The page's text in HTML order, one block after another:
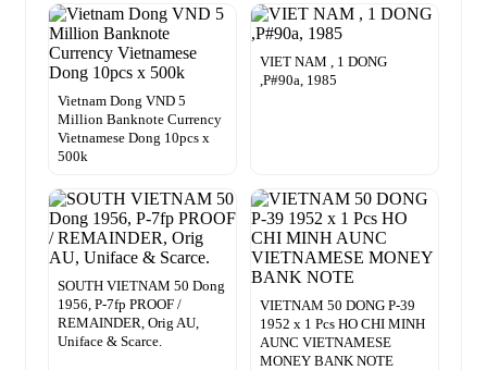
Vietnam Dong VND 5
Million Banknote Currency
Vietnamese Dong 10pcs x
500k
VIET NAM , 1 DONG
,P#90a, 1985
SOUTH VIETNAM 50 Dong
1956, P-7fp PROOF /
REMAINDER, Orig AU,
Uniface & Scarce.
VIETNAM 50 DONG P-39
1952 x 1 Pcs HO CHI MINH
AUNC VIETNAMESE
MONEY BANK NOTE